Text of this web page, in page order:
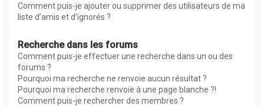
Comment puis-je ajouter ou supprimer des utilisateurs de ma
liste d’amis et d’ignorés ?
Recherche dans les forums
Comment puis-je effectuer une recherche dans un ou des
forums ?
Pourquoi ma recherche ne renvoie aucun résultat ?
Pourquoi ma recherche renvoie à une page blanche ?!
Comment puis-je rechercher des membres ?